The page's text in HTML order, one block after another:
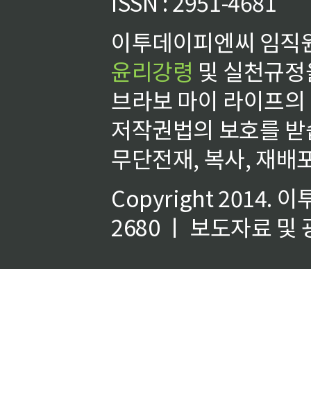
이투데이피엔씨 임
윤리강령 및 실천규
브라보 마이 라이프
저작권법의 보호를
무단전재, 복사, 재배
Copyright 2014. 이
2680 ㅣ 보도자료